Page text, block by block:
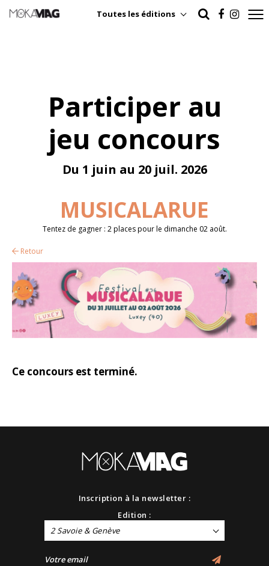
Toutes les éditions
Participer au
jeu concours
Du 1 juin au 20 juil. 2026
MUSICALARUE
Tentez de gagner : 2 places pour le dimanche 02 août.
Retour
Ce concours est terminé.
Inscription à la newsletter :
Edition :
2 Savoie & Genève